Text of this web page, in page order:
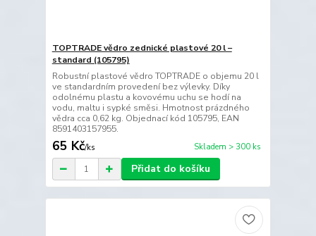
TOPTRADE vědro zednické plastové 20 l –
standard (105795)
Robustní plastové vědro TOPTRADE o objemu 20 l
ve standardním provedení bez výlevky. Díky
odolnému plastu a kovovému uchu se hodí na
vodu, maltu i sypké směsi. Hmotnost prázdného
vědra cca 0,62 kg. Objednací kód 105795, EAN
8591403157955.
65 Kč/ks Skladem > 300 ks
Přidat do košíku